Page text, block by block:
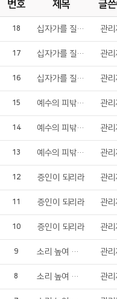
번호 제목 글쓴
18 십자가를 질 수 있나 관
17 십자가를 질 수 있나 관
16 십자가를 질 수 있나 관
15 예수의 피밖에 없네 관
14 예수의 피밖에 없네 관
13 예수의 피밖에 없네 관
12 증인이 되리라 관
11 증인이 되리라 관
10 증인이 되리라 관
9 소리 높여 찬양 관
8 소리 높여 찬양 관